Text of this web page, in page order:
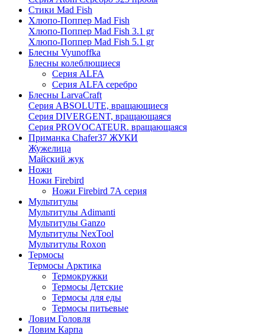
Стики Mad Fish
Хлюпо-Поппер Mad Fish
Хлюпо-Поппер Mad Fish 3.1 gr
Хлюпо-Поппер Mad Fish 5.1 gr
Блесны Vyunoffka
Блесны колеблющиеся
Серия ALFA
Серия ALFA серебро
Блесны LarvaCraft
Серия ABSOLUTE, вращающиеся
Серия DIVERGENT, вращающаяся
Серия PROVOCATEUR. вращающаяся
Приманка Chafer37 ЖУКИ
Жужелица
Майский жук
Ножи
Ножи Firebird
Ножи Firebird 7А серия
Мультитулы
Мультитулы Adimanti
Мультитулы Ganzo
Мультитулы NexTool
Мультитулы Roxon
Термосы
Термосы Арктика
Термокружки
Термосы Детские
Термосы для еды
Термосы питьевые
Ловим Головля
Ловим Карпа